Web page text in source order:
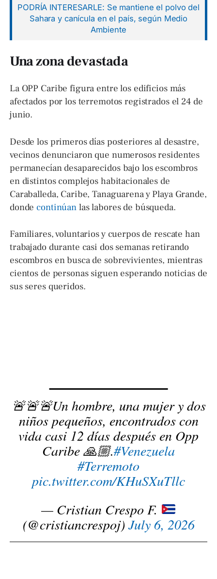
PODRÍA INTERESARLE: Se mantiene el polvo del
Sahara y canícula en el país, según Medio
Ambiente
Una zona devastada
La OPP Caribe figura entre los edificios más
afectados por los terremotos registrados el 24 de
junio.
Desde los primeros días posteriores al desastre,
vecinos denunciaron que numerosos residentes
permanecían desaparecidos bajo los escombros
en distintos complejos habitacionales de
Caraballeda, Caribe, Tanaguarena y Playa Grande,
donde continúan las labores de búsqueda.
Familiares, voluntarios y cuerpos de rescate han
trabajado durante casi dos semanas retirando
escombros en busca de sobrevivientes, mientras
cientos de personas siguen esperando noticias de
sus seres queridos.
🚨🚨🚨Un hombre, una mujer y dos
niños pequeños, encontrados con
vida casi 12 días después en Opp
Caribe 🙏🏼.#Venezuela
#Terremoto
pic.twitter.com/KHuSXuTllc
— Cristian Crespo F.
(@cristiancrespoj)July 6, 2026